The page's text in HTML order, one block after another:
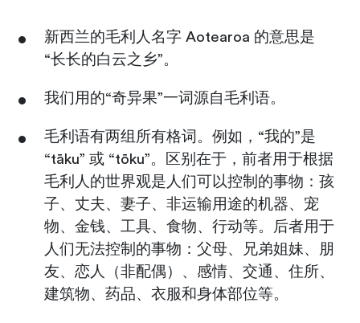
新西兰的毛利人名字 Aotearoa 的意思是
“长长的白云之乡”。
我们用的“奇异果”一词源自毛利语。
毛利语有两组所有格词。例如，“我的”是
“tāku” 或 “tōku”。区别在于，前者用于根据
毛利人的世界观是人们可以控制的事物：孩
子、丈夫、妻子、非运输用途的机器、宠
物、金钱、工具、食物、行动等。后者用于
人们无法控制的事物：父母、兄弟姐妹、朋
友、恋人（非配偶）、感情、交通、住所、
建筑物、药品、衣服和身体部位等。